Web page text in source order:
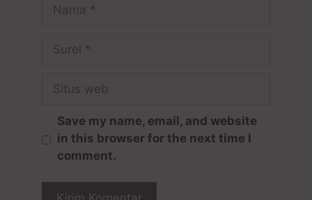
Save my name, email, and website
in this browser for the next time I
comment.